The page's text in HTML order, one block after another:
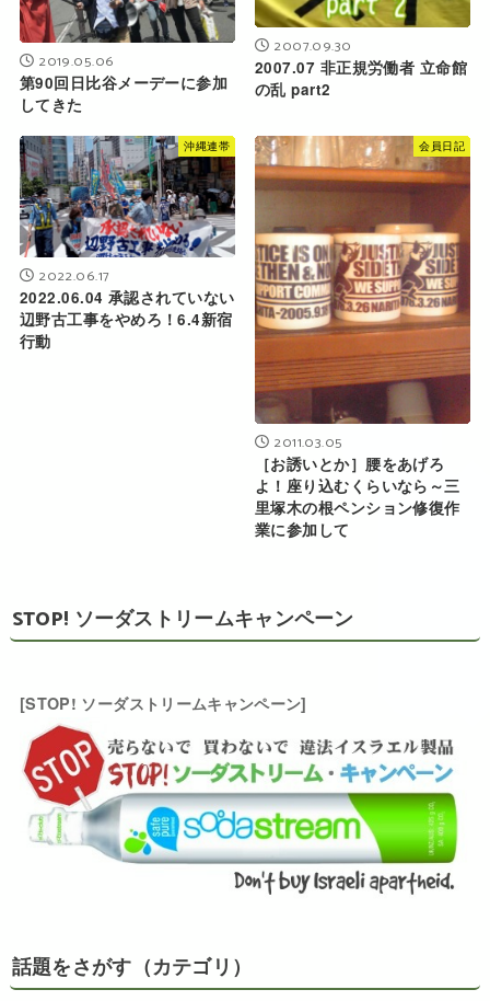
2019.05.06
第90回日比谷メーデーに参加
してきた
2007.09.30
2007.07 非正規労働者 立命館
の乱 part2
沖縄連帯
2022.06.17
2022.06.04 承認されていない
辺野古工事をやめろ！6.4新宿
行動
会員日記
2011.03.05
［お誘いとか］腰をあげろ
よ！座り込むくらいなら～三
里塚木の根ペンション修復作
業に参加して
STOP! ソーダストリームキャンペーン
[STOP! ソーダストリームキャンペーン]
話題をさがす（カテゴリ）